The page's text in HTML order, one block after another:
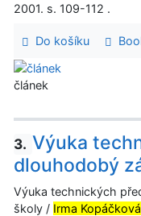
2001. s. 109-112 .
Do košíku
článek
3. Výuka
dlouhodobý
Výuka technických
školy / Irma Kopáčková